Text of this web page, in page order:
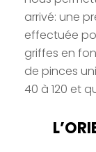
arrivé: une
effectuée
griffes en
de pinces
40 à 120 et